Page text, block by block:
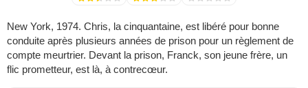
New York, 1974. Chris, la cinquantaine, est libéré pour bonne
conduite après plusieurs années de prison pour un règlement de
compte meurtrier. Devant la prison, Franck, son jeune frère, un
flic prometteur, est là, à contrecœur.